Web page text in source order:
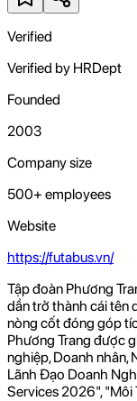
Verified
Verified by HRDept
Founded
2003
Company size
500+ employees
Website
https://futabus.vn/
Tập đoàn Phương
dần trở thành cái tên
nòng cốt đóng góp
Phương Trang được
nghiệp, Doanh nhân,
Lãnh Đạo Doanh
Services 2026", "Môi